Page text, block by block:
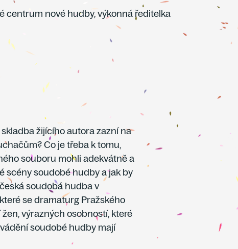
centrum nové hudby, výkonná ředitelka
žijícího autora zazní na
Co je třeba k tomu,
souboru mohli adekvátně a
scény soudobé hudby a jak by
soudobá hudba v
se dramaturg Pražského
výrazných osobností, které
soudobé hudby mají